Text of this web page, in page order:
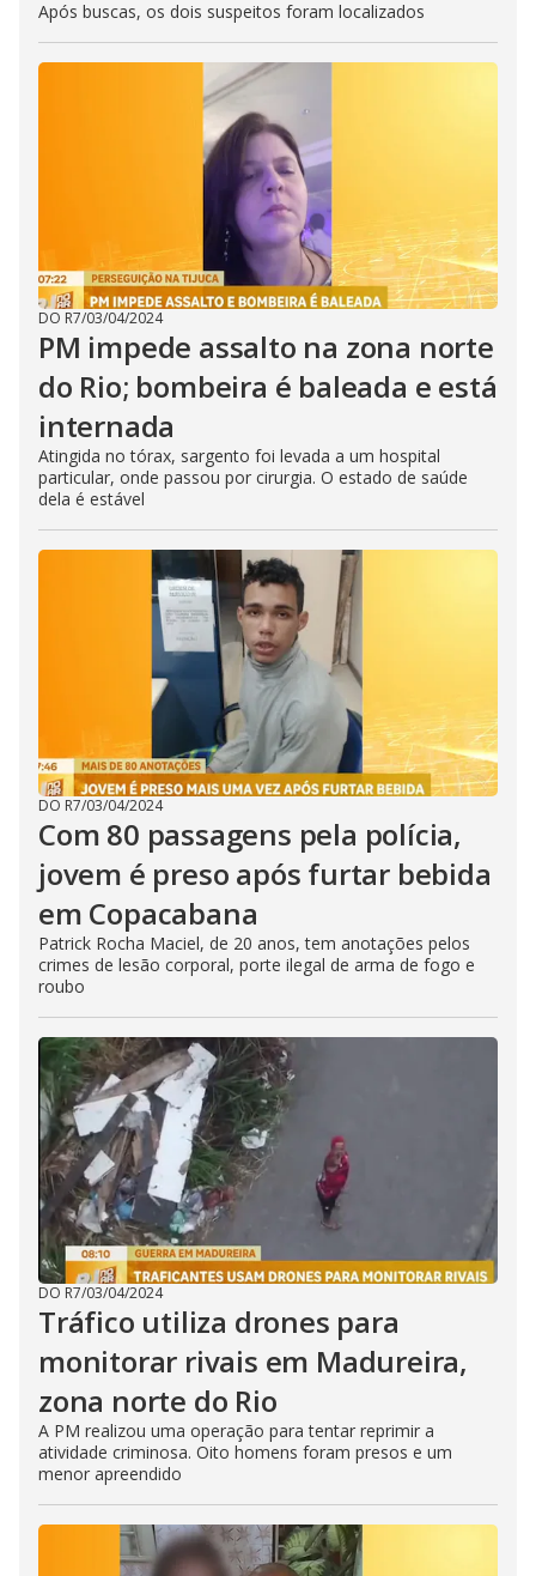
Após buscas, os dois suspeitos foram localizados
DO R7/03/04/2024
PM impede assalto na zona norte
do Rio; bombeira é baleada e está
internada
Atingida no tórax, sargento foi levada a um hospital
particular, onde passou por cirurgia. O estado de saúde
dela é estável
DO R7/03/04/2024
Com 80 passagens pela polícia,
jovem é preso após furtar bebida
em Copacabana
Patrick Rocha Maciel, de 20 anos, tem anotações pelos
crimes de lesão corporal, porte ilegal de arma de fogo e
roubo
DO R7/03/04/2024
Tráfico utiliza drones para
monitorar rivais em Madureira,
zona norte do Rio
A PM realizou uma operação para tentar reprimir a
atividade criminosa. Oito homens foram presos e um
menor apreendido